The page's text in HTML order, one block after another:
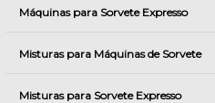
Máquinas para Sorvete Expresso
Misturas para Máquinas de Sorvete
Misturas para Sorvete Expresso